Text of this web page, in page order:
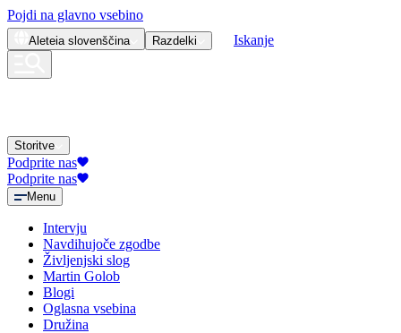
Pojdi na glavno vsebino
Aleteia slovenščina Razdelki Iskanje
Storitve
Podprite nas
Podprite nas
Menu
Intervju
Navdihujoče zgodbe
Življenjski slog
Martin Golob
Blogi
Oglasna vsebina
Družina